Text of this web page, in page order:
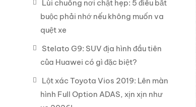
Lùi chuồng nơi chật hẹp: 5 điều bắt
buộc phải nhớ nếu không muốn va
quệt xe
Stelato G9: SUV địa hình đầu tiên
của Huawei có gì đặc biệt?
Lột xác Toyota Vios 2019: Lên màn
hình Full Option ADAS, xịn xịn như